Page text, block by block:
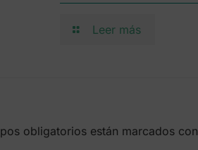
Leer más
obligatorios están marcados con